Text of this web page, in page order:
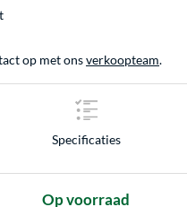
op met onsverkoopteam.
Specificaties
Op voorraad